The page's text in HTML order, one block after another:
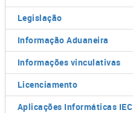
Legislação
Informação Aduaneira
Informações vinculativas
Licenciamento
Aplicações Informáticas IEC